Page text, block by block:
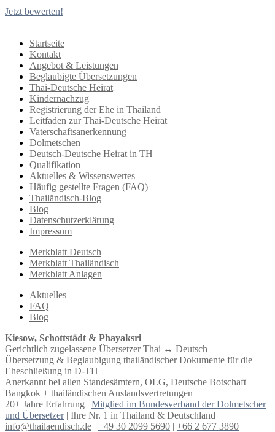
Jetzt bewerten!
Startseite
Kontakt
Angebot & Leistungen
Beglaubigte Übersetzungen
Thai-Deutsche Heirat
Kindernachzug
Registrierung der Ehe in Thailand
Leitfaden zur Thai-Deutsche Heirat
Vaterschaftsanerkennung
Dolmetschen
Deutsch-Deutsche Heirat in TH
Qualifikation
Aktuelles & Wissenswertes
Häufig gestellte Fragen (FAQ)
Thailändisch-Blog
Blog
Datenschutzerklärung
Impressum
Merkblatt Deutsch
Merkblatt Thailändisch
Merkblatt Anlagen
Aktuelles
FAQ
Blog
Kiesow, Schottstädt & Phayaksri
Gerichtlich zugelassene Übersetzer Thai ↔︎ Deutsch
Übersetzung & Beglaubigung thailändischer Dokumente für die
Eheschließung in D-TH
Anerkannt bei allen Standesämtern, OLG, Deutsche Botschaft
Bangkok + thailändischen Auslandsvertretungen
20+ Jahre Erfahrung | Mitglied im Bundesverband der Dolmetscher
und Übersetzer| Ihre Nr. 1 in Thailand & Deutschland
info@thailaendisch.de | +49 30 2099 5690 | +66 2 677 3890